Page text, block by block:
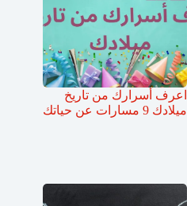
اعرف أسرارك من تاريخ
ميلادك 9 مسارات عن حياتك